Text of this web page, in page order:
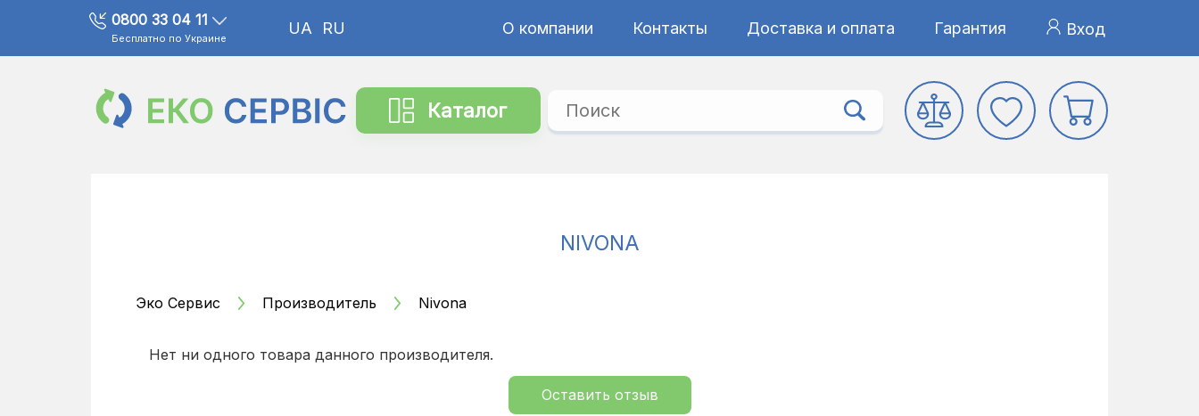
0800 33 04 11
Бесплатно по Украине
UA RU О компании Контакты Доставка и оплата Гарантия Вход
Каталог
NIVONA
Эко Сервис Производитель Nivona
Нет ни одного товара данного производителя.
Оставить отзыв